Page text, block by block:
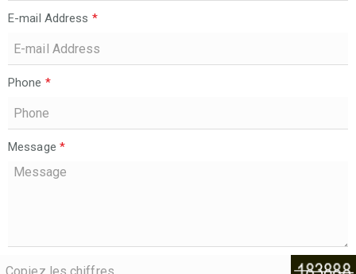
E-mail Address *
Phone *
Message *